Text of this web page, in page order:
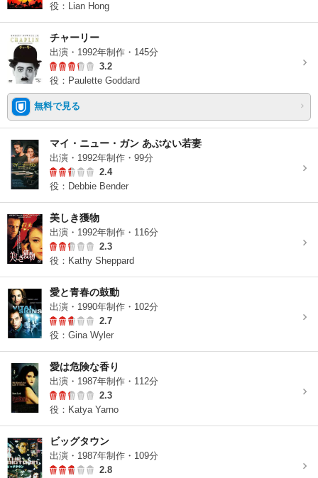
役：Lian Hong
チャーリー
出演・1992年制作・145分
3.2
役：Paulette Goddard
無料で見る
マイ・ニュー・ガン あぶない若妻
出演・1992年制作・99分
2.4
役：Debbie Bender
美しき獲物
出演・1992年制作・116分
2.3
役：Kathy Sheppard
愛と青春の鼓動
出演・1990年制作・102分
2.7
役：Gina Wyler
愛は危険な香り
出演・1987年制作・112分
2.3
役：Katya Yarno
ビッグタウン
出演・1987年制作・109分
2.8